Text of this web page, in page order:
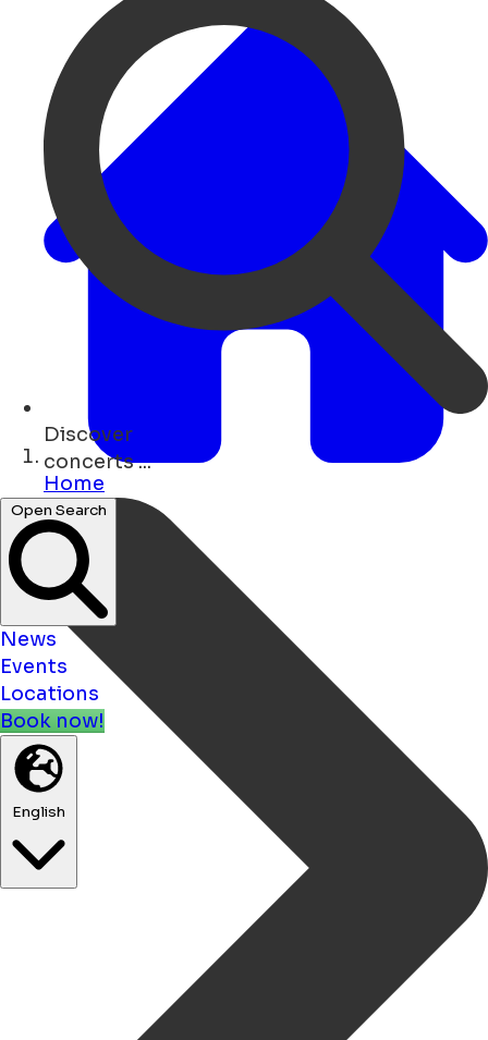
Discover
art ...
Open Search
News
Events
Locations
Book now!
English
Home